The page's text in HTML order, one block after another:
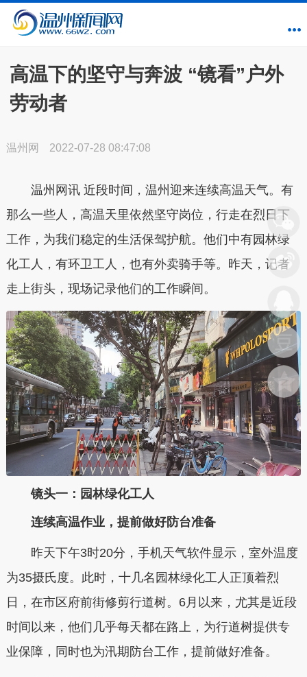
高温下的坚守与奔波 “镜看”户外
劳动者
温州网 2022-07-28 08:47:08
温州网讯 近段时间，温州迎来连续高温天气。有
那么一些人，高温天里依然坚守岗位，行走在烈日下
工作，为我们稳定的生活保驾护航。他们中有园林绿
化工人，有环卫工人，也有外卖骑手等。昨天，记者
走上街头，现场记录他们的工作瞬间。
镜头一：园林绿化工人
连续高温作业，提前做好防台准备
昨天下午3时20分，手机天气软件显示，室外温度
为35摄氏度。此时，十几名园林绿化工人正顶着烈
日，在市区府前街修剪行道树。6月以来，尤其是近段
时间以来，他们几乎每天都在路上，为行道树提供专
业保障，同时也为汛期防台工作，提前做好准备。